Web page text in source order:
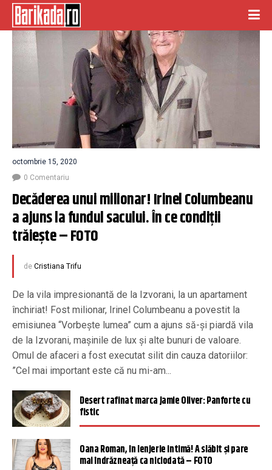
octombrie 15, 2020
0 Comentariu
Decăderea unui milionar! Irinel Columbeanu
a ajuns la fundul sacului. În ce condiții
trăiește – FOTO
de Cristiana Trifu
De la vila impresionantă de la Izvorani, la un apartament
închiriat! Fost milionar, Irinel Columbeanu a povestit la
emisiunea “Vorbește lumea” cum a ajuns să-și piardă vila
de la Izvorani, mașinile de lux și alte bunuri de valoare.
Omul de afaceri a fost executat silit din cauza datoriilor:
”Cel mai important este că nu mi-am...
Desert rafinat marca Jamie Oliver: Panforte cu
fistic
Oana Roman, în lenjerie intimă! A slăbit și pare
mai îndrăzneață ca niciodată – FOTO